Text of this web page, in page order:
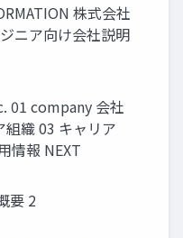
株式会社
ニア向け会社説明
01 company 会社
織 03 キャリア
情報 NEXT
要 2